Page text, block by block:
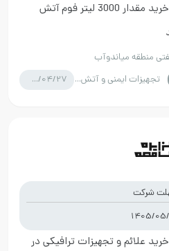
مناقصه عمومی یک مرحله ای خرید مقدار 3000 لیتر فوم آتش
منطقه میاندوآب
تجهیزات ایمنی و آتش نشانی 1405/04/27
شرکت
1405/
علائم و تجهیزات ترافیکی در